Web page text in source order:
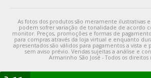
As fotos dos produtos são meramente ilustrativas
podem sofrer variação de tonalidade de acordo
monitor. Preços, promoções e formas de
para compras através da loja virtual e enquanto
apresentados são válidos para pagamentos a vista
sem aviso prévio. Vendas sujeitas a análise e
Armarinho São José - Todos os direitos